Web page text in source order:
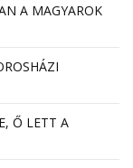
A MAGYAROK
Ő LETT A